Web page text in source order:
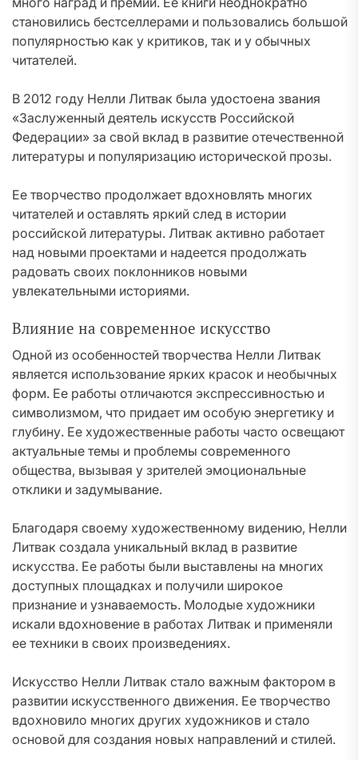
становились бестселлерами и пользовались большой
популярностью как у критиков, так и у обычных
читателей.
В 2012 году Нелли Литвак была удостоена звания
«Заслуженный деятель искусств Российской
Федерации» за свой вклад в развитие отечественной
литературы и популяризацию исторической прозы.
Ее творчество продолжает вдохновлять многих
читателей и оставлять яркий след в истории
российской литературы. Литвак активно работает
над новыми проектами и надеется продолжать
радовать своих поклонников новыми
увлекательными историями.
Влияние на современное искусство
Одной из особенностей творчества Нелли Литвак
является использование ярких красок и необычных
форм. Ее работы отличаются экспрессивностью и
символизмом, что придает им особую энергетику и
глубину. Ее художественные работы часто освещают
актуальные темы и проблемы современного
общества, вызывая у зрителей эмоциональные
отклики и задумывание.
Благодаря своему художественному видению, Нелли
Литвак создала уникальный вклад в развитие
искусства. Ее работы были выставлены на многих
доступных площадках и получили широкое
признание и узнаваемость. Молодые художники
искали вдохновение в работах Литвак и применяли
ее техники в своих произведениях.
Искусство Нелли Литвак стало важным фактором в
развитии искусственного движения. Ее творчество
вдохновило многих других художников и стало
основой для создания новых направлений и стилей.